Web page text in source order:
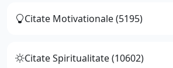
Citate Motivationale (5195)
Citate Spiritualitate (10602)